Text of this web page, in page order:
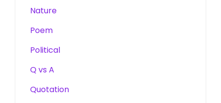
Nature
Poem
Political
Q vs A
Quotation